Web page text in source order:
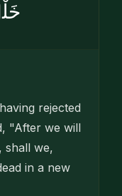
rejected
"After we will
shall we,
in a new